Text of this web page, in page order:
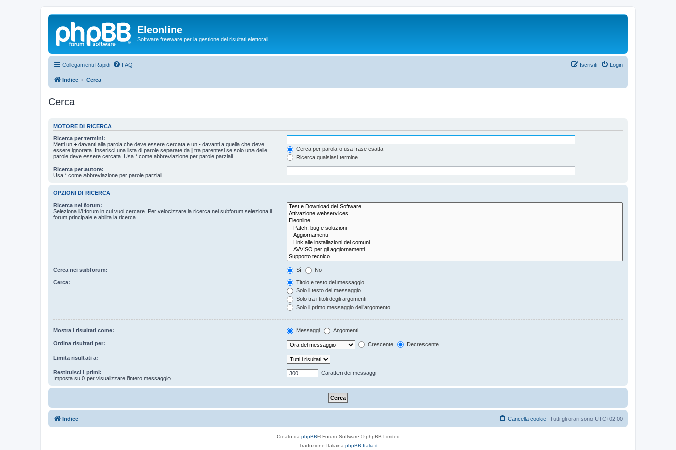
Eleonline
Software freeware per la gestione dei risultati elettorali
Collegamenti Rapidi FAQ Login
Iscriviti
Indice Cerca
Cerca
MOTORE DI RICERCA
Ricerca per termini:
Metti un + davanti alla parola che deve essere cercata e un - davanti a quella che deve
essere ignorata. Inserisci una lista di parole separate da | tra parentesi se solo una delle
parole deve essere cercata. Usa * come abbreviazione per parole parziali.
Cerca per parola o usa frase esatta
Ricerca qualsiasi termine
Ricerca per autore:
Usa * come abbreviazione per parole parziali.
OPZIONI DI RICERCA
Ricerca nei forum:
Seleziona il/i forum in cui vuoi cercare. Per velocizzare la ricerca nei subforum seleziona il
forum principale e abilita la ricerca.
Cerca nei subforum: Sì No
Cerca:
Titolo e testo del messaggio
Solo il testo del messaggio
Solo tra i titoli degli argomenti
Solo il primo messaggio dell’argomento
Mostra i risultati come: Messaggi Argomenti
Ordina risultati per: Crescente Decrescente
Limita risultati a:
Restituisci i primi:
Imposta su 0 per visualizzare l’intero messaggio.
Caratteri dei messaggi
Indice Tutti gli orari sono UTC+02:00
Cancella cookie
Creato da phpBB® Forum Software © phpBB Limited
Traduzione Italiana phpBB-Italia.it